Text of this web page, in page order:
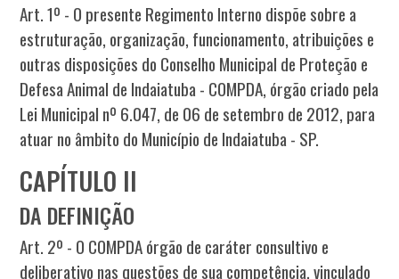
Art. 1º - O presente Regimento Interno dispõe sobre a
estruturação, organização, funcionamento, atribuições e
outras disposições do Conselho Municipal de Proteção e
Defesa Animal de Indaiatuba - COMPDA, órgão criado pela
Lei Municipal nº 6.047, de 06 de setembro de 2012, para
atuar no âmbito do Município de Indaiatuba - SP.
CAPÍTULO II
DA DEFINIÇÃO
Art. 2º - O COMPDA órgão de caráter consultivo e
deliberativo nas questões de sua competência, vinculado